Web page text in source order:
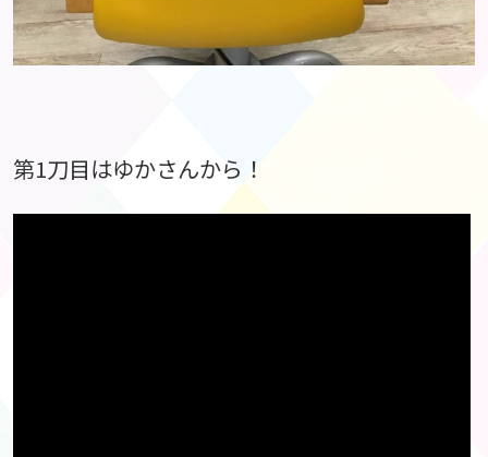
第1刀目はゆかさんから！